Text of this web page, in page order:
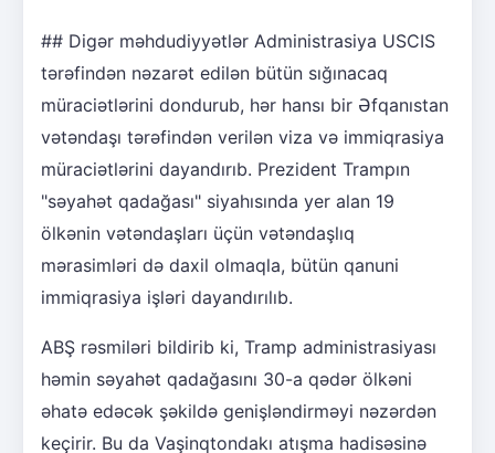
## Digər məhdudiyyətlər Administrasiya USCIS
tərəfindən nəzarət edilən bütün sığınacaq
müraciətlərini dondurub, hər hansı bir Əfqanıstan
vətəndaşı tərəfindən verilən viza və immiqrasiya
müraciətlərini dayandırıb. Prezident Trampın
"səyahət qadağası" siyahısında yer alan 19
ölkənin vətəndaşları üçün vətəndaşlıq
mərasimləri də daxil olmaqla, bütün qanuni
immiqrasiya işləri dayandırılıb.
ABŞ rəsmiləri bildirib ki, Tramp administrasiyası
həmin səyahət qadağasını 30-a qədər ölkəni
əhatə edəcək şəkildə genişləndirməyi nəzərdən
keçirir. Bu da Vaşinqtondakı atışma hadisəsinə